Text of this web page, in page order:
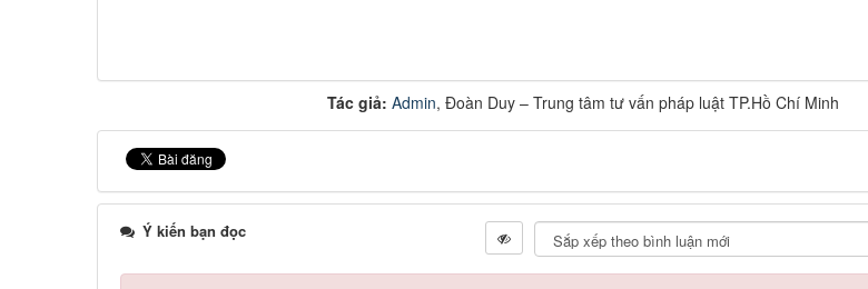
Tác giả: Admin, Đoàn Duy – Trung tâm tư vấn pháp luật TP.Hồ Chí Minh
Ý kiến bạn đọc